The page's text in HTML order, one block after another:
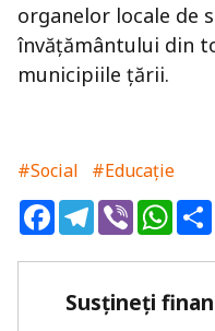
organelor locale de
învățământului din
municipiile țării.
#Social
#Educație
FacebookTelegram
Viber
Susțineți